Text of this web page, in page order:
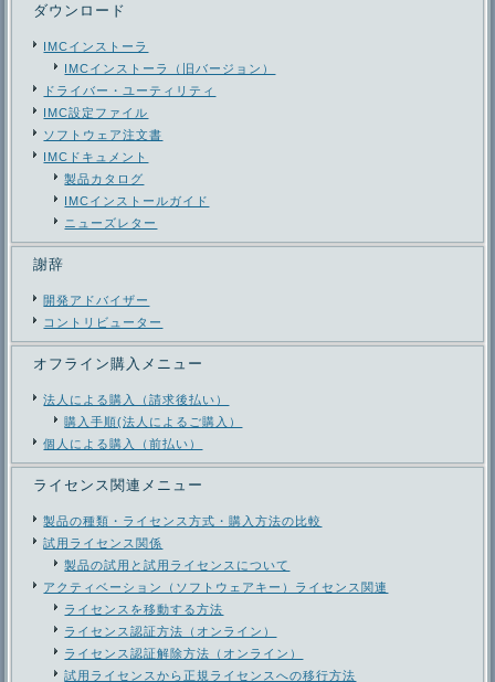
ダウンロード
IMCインストーラ
IMCインストーラ（旧バージョン）
ドライバー・ユーティリティ
IMC設定ファイル
ソフトウェア注文書
IMCドキュメント
製品カタログ
IMCインストールガイド
ニューズレター
謝辞
開発アドバイザー
コントリビューター
オフライン購入メニュー
法人による購入（請求後払い）
購入手順(法人によるご購入）
個人による購入（前払い）
ライセンス関連メニュー
製品の種類・ライセンス方式・購入方法の比較
試用ライセンス関係
製品の試用と試用ライセンスについて
アクティベーション（ソフトウェアキー）ライセンス関連
ライセンスを移動する方法
ライセンス認証方法（オンライン）
ライセンス認証解除方法（オンライン）
試用ライセンスから正規ライセンスへの移行方法